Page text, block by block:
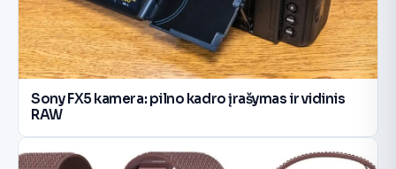
Sony FX5 kamera: pilno kadro įrašymas ir vidinis
RAW